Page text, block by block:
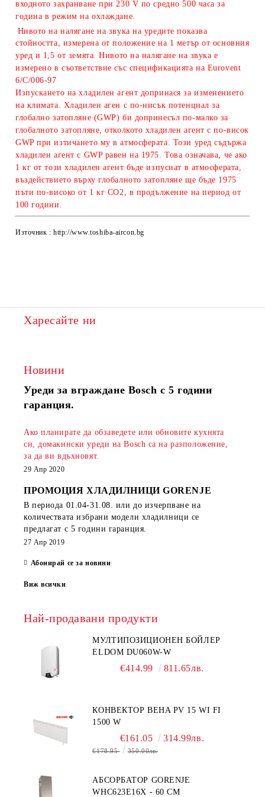
входното захранване при 230 V по средно 500 часа за
година в режим на охлаждане.
Нивото на налягане на звука на уредите показва
стойността, измерена от положение на 1 метър от основния
уред и 1,5 от земята. Нивото на налягане на звука е
измерено в съответствие със спецификацията на Eurovent
6/C/006-97
Изпускането на хладилен агент допринася за изменението
на климата. Хладилен аген с по-нисък потенциал за
глобално затопляне (GWP) би допринесъл по-малко за
глобалното затопляне, отколкото хладилен агент с по-висок
GWP при изтичането му в атмосферата. Този уред съдържа
хладилен агент с GWP равeн на 1975. Това означава, че ако
1 кг от този хладилен агент бъде изпуснат в атмосферата,
въздействието върху глобалното затопляне ще бъде 1975
пъти по-високо от 1 кг CO2, в продължение на период от
100 години.
Източник : http://www.toshiba-aircon.bg
Харесайте ни
Новини
Уреди за вграждане Bosch с 5 години
гаранция.
Ако планирате да обзаведете или обновите кухнята
си, домакински уреди на Bosch са на разположение,
за да ви вдъхновят.
29 Апр 2020
ПРОМОЦИЯ ХЛАДИЛНИЦИ GORENJE
В периода 01.04-31.08.
или до изчерпване на
количествата избрани модели хладилници се
предлагат с 5 години гаранция.
27 Апр 2019
Абонирай се за новини
Виж всички
Най-продавани продукти
МУЛТИПОЗИЦИОНЕН БОЙЛЕР
ELDOM DU060W-W
€414.99 811.65лв.
КОНВЕКТОР BEHA PV 15 WI FI
1500 W
€161.05 314.99лв.
€178.95 350.00лв.
АБСОРБАТОР GORENJE
WHC623E16X - 60 СМ